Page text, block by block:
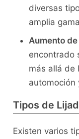
diversas
amplia
Aumento
encontrado
más allá de
automoción
Tipos de
Existen varios